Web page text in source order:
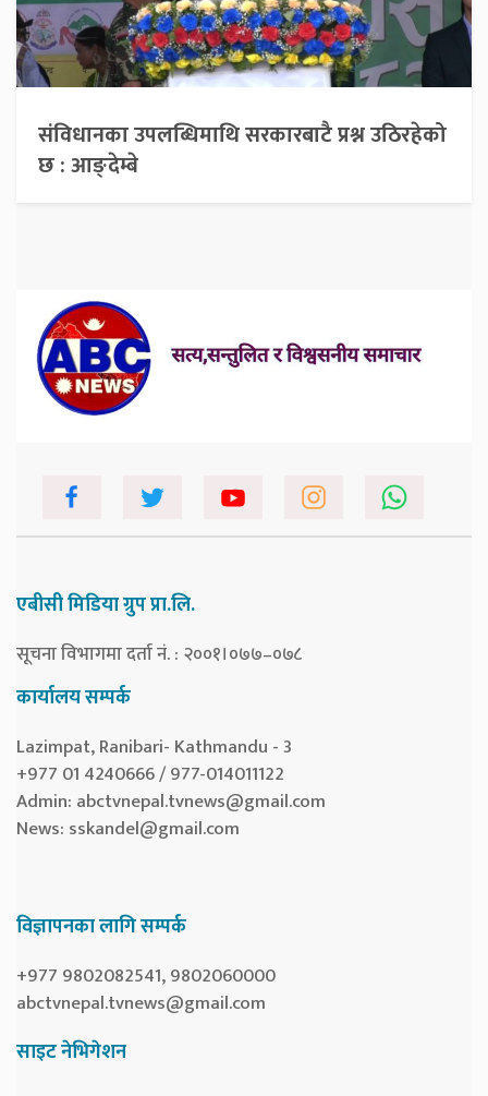
संविधानका उपलब्धिमाथि सरकारबाटै प्रश्न उठिरहेको
छ : आङ्देम्बे
एबीसी मिडिया ग्रुप प्रा.लि.
सूचना विभागमा दर्ता नं. : २००१।०७७–०७८
कार्यालय सम्पर्क
Lazimpat, Ranibari- Kathmandu - 3
+977 01 4240666 / 977-014011122
Admin: abctvnepal.tvnews@gmail.com
News: sskandel@gmail.com
विज्ञापनका लागि सम्पर्क
+977 9802082541, 9802060000
abctvnepal.tvnews@gmail.com
साइट नेभिगेशन